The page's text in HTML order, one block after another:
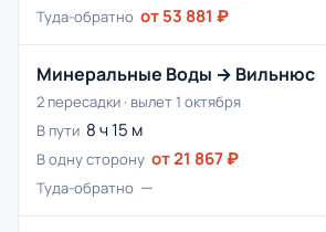
Туда-обратно от 53 881 ₽
Минеральные Воды → Вильнюс
2 пересадки · вылет 1 октября
В пути 8 ч 15 м
В одну сторону от 21 867 ₽
Туда-обратно —